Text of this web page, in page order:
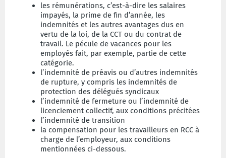
les rémunérations, c’est-à-dire les salaires
impayés, la prime de fin d’année, les
indemnités et les autres avantages dus en
vertu de la loi, de la CCT ou du contrat de
travail. Le pécule de vacances pour les
employés fait, par exemple, partie de cette
catégorie.
l’indemnité de préavis ou d’autres indemnités
de rupture, y compris les indemnités de
protection des délégués syndicaux
l’indemnité de fermeture ou l’indemnité de
licenciement collectif, aux conditions précitées
l’indemnité de transition
la compensation pour les travailleurs en RCC à
charge de l’employeur, aux conditions
mentionnées ci-dessous.